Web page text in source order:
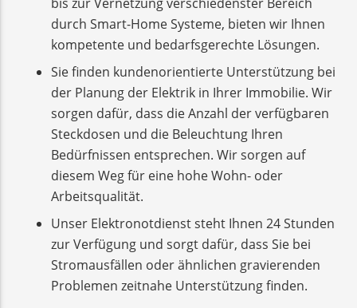
durch Smart-Home Systeme, bieten wir Ihnen
kompetente und bedarfsgerechte Lösungen.
Sie finden kundenorientierte Unterstützung bei
der Planung der Elektrik in Ihrer Immobilie. Wir
sorgen dafür, dass die Anzahl der verfügbaren
Steckdosen und die Beleuchtung Ihren
Bedürfnissen entsprechen. Wir sorgen auf
diesem Weg für eine hohe Wohn- oder
Arbeitsqualität.
Unser Elektronotdienst steht Ihnen 24 Stunden
zur Verfügung und sorgt dafür, dass Sie bei
Stromausfällen oder ähnlichen gravierenden
Problemen zeitnahe Unterstützung finden.